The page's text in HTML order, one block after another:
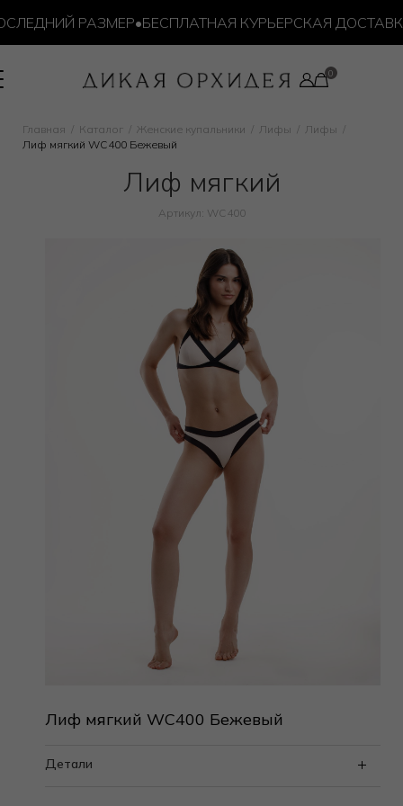
РАЗМЕР•БЕСПЛАТНАЯ КУРЬЕРСКАЯ ДОСТАВКА
Главная Каталог Женские купальники Лифы
Лифы
Лиф мягкий WC400 Бежевый
Лиф мягкий
Артикул: WC400
Лиф мягкий WC400 Бежевый
Детали